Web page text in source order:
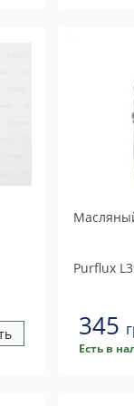
Purflux
345
Есть в